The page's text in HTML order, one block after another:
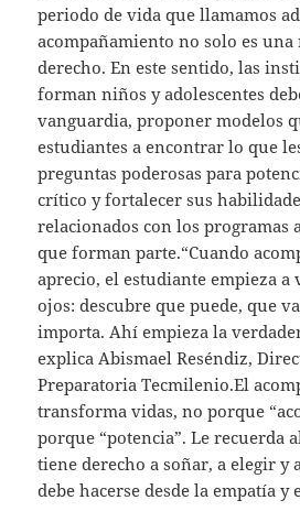
periodo de vida que llamamos
acompañamiento no solo es una
derecho. En este sentido, las
forman niños y adolescentes
vanguardia, proponer modelos
estudiantes a encontrar lo que
preguntas poderosas para
crítico y fortalecer sus
relacionados con los programas
que forman parte.“Cuando
aprecio, el estudiante empieza a
ojos: descubre que puede, que
importa. Ahí empieza la
explica Abismael Reséndiz,
Preparatoria Tecmilenio.El
transforma vidas, no porque
porque “potencia”. Le recuerda
tiene derecho a soñar, a elegir y
debe hacerse desde la empatía y